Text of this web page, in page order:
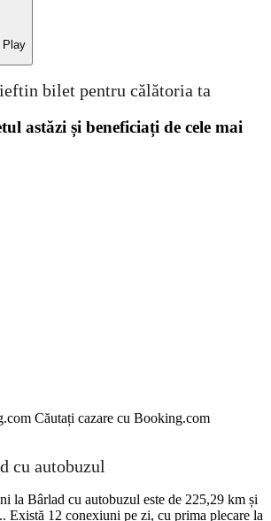
Play
bilet pentru călătoria ta
astăzi și beneficiați de cele mai
Căutați cazare cu Booking.com
cu autobuzul
la Bârlad cu autobuzul este de 225,29 km și
Există 12 conexiuni pe zi, cu prima plecare la